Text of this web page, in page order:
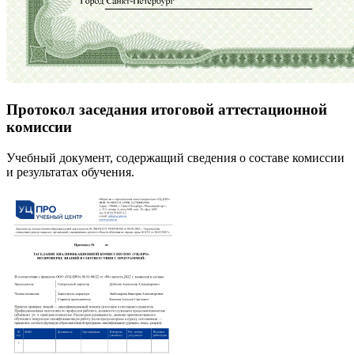
Протокол заседания итоговой аттестационной
комиссии
Учебный документ, содержащий сведения о составе комиссии
и результатах обучения.